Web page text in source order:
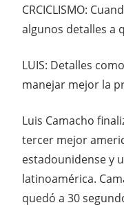
CRCICLISMO:
algunos detalles a
LUIS: Detalles
manejar mejor la
Luis Camacho
tercer mejor
estadounidense y
latinoamérica.
quedó a 30